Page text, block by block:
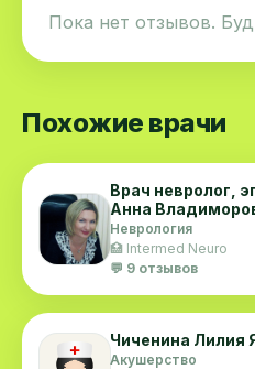
Пока нет отзывов.
Похожие врачи
Врач невролог,
Анна
Неврология
🏥 Intermed Neuro
💬 9 отзывов
Чиченина Лилия
Акушерство